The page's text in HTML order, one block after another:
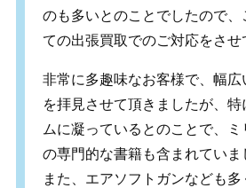
のも多いとのことでしたので、
ての出張買取でのご対応をさせ
非常に多趣味なお客様で、幅
を拝見させて頂きましたが、
ムに凝っているとのことで、
の専門的な書籍も含まれていま
また、エアソフトガンなども